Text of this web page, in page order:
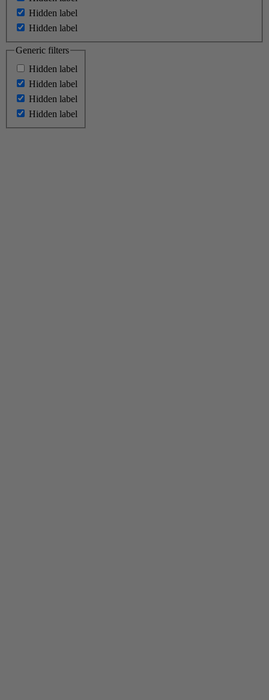
Hidden label
Hidden label
Generic filters
Hidden label
Hidden label
Hidden label
Hidden label